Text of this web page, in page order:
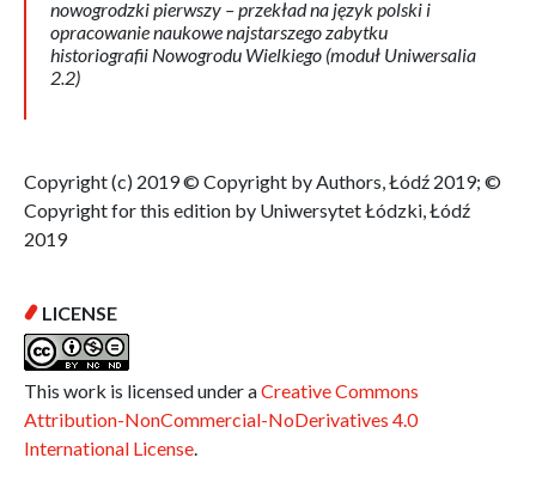
nowogrodzki pierwszy – przekład na język polski i
opracowanie naukowe najstarszego zabytku
historiografii Nowogrodu Wielkiego (moduł Uniwersalia
2.2)
Copyright (c) 2019 © Copyright by Authors, Łódź 2019; ©
Copyright for this edition by Uniwersytet Łódzki, Łódź
2019
LICENSE
This work is licensed under aCreative Commons
Attribution-NonCommercial-NoDerivatives 4.0
International License